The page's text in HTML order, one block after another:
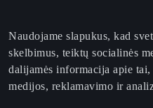
Naudojame slapukus, kad
skelbimus, teiktų socialinės
dalijamės informacija apie tai,
medijos, reklamavimo ir